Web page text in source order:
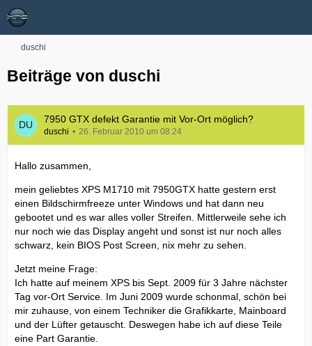
duschi
Beiträge von duschi
7950 GTX defekt Garantie mit Vor-Ort möglich?
duschi 26. Februar 2010 um 08:24
Hallo zusammen,
mein geliebtes XPS M1710 mit 7950GTX hatte gestern erst
einen Bildschirmfreeze unter Windows und hat dann neu
gebootet und es war alles voller Streifen. Mittlerweile sehe ich
nur noch wie das Display angeht und sonst ist nur noch alles
schwarz, kein BIOS Post Screen, nix mehr zu sehen.
Jetzt meine Frage:
Ich hatte auf meinem XPS bis Sept. 2009 für 3 Jahre nächster
Tag vor-Ort Service. Im Juni 2009 wurde schonmal, schön bei
mir zuhause, von einem Techniker die Grafikkarte, Mainboard
und der Lüfter getauscht. Deswegen habe ich auf diese Teile
eine Part Garantie.